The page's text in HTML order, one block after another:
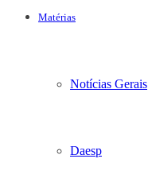
Matérias
Notícias Gerais
Daesp